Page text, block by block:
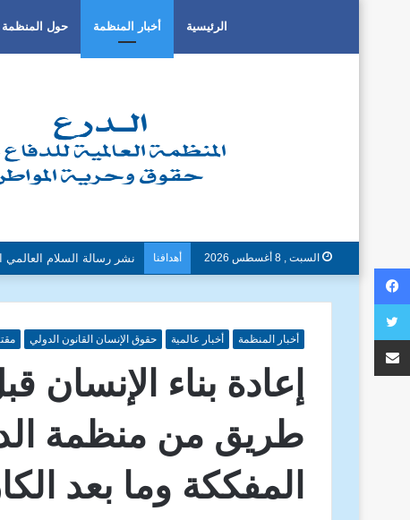
الرئيسية أخبار المنظمة حول المنظمة
السبت , 8 أغسطس 2026 أهدافنا دون تمييز بسبب العرق او
أخبار المنظمة أخبار عالمية حقوق الإنسان القانون الدولي
إعادة بناء الإنسان
طريق من منظمة
المفككة وما بعد
فيسبوك
تويتر
مشاركة عبر البريد